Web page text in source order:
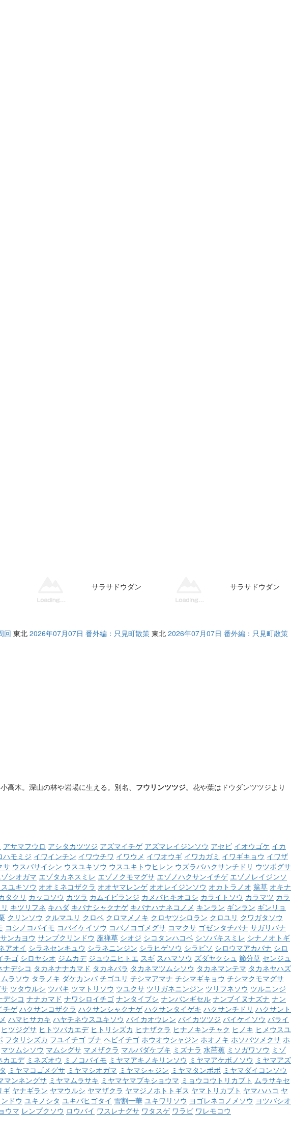
回
サラサドウダン
東北 2026年07月07日 番外編：只見町散策
サラサドウダン
東北 2026年07月07日 番外編：只見町散策
高木。深山の林や岩場に生える。別名、 フウリンツツジ。花や葉はドウダンツツジより
アサマフウロ アシタカツツジ アズマイチゲ アズマレイジンソウ アセビ イオウゴケ イカ
ハモミジ イワインチン イワウチワ イワウメ イワオウギ イワカガミ イワギキョウ イワザ
サ ウスバサイシン ウスユキソウ ウスユキトウヒレン ウズラバハクサンチドリ ウツボグサ
シオガマ エゾタカネスミレ エゾノクモマグサ エゾノハクサンイチゲ エゾノレイジンソ
ユキソウ オオミネコザクラ オオヤマレンゲ オオレイジンソウ オカトラノオ 翁草 オキナ
タクリ カッコソウ カツラ カムイビランジ カメバヒキオコシ カライトソウ カラマツ カラ
キツリフネ キハダ キバナシャクナゲ キバナハナネコノメ キンラン ギンラン ギンリョ
クリンソウ クルマユリ クロベ クロマメノキ クロヤツシロラン クロユリ クワガタソウ
コシノコバイモ コバイケイソウ コバノコゴメグサ コマクサ ゴゼンタチバナ サガリバナ
サンカヨウ サンプクリンドウ 座禅草 シオジ シコタンハコベ シソバキスミレ シナノオトギ
アオイ シラネセンキュウ シラネニンジン シラヒゲソウ シラビソ シロウマアカバナ シロ
チゴ シロヤシオ ジムカデ ジュウニヒトエ スギ スハマソウ ズダヤクシュ 節分草 センジュ
ナデシコ タカネナナカマド タカネバラ タカネマツムシソウ タカネマンテマ タカネヤハズ
ラソウ タラノキ ダケカンバ チゴユリ チシマアマナ チシマギキョウ チシマクモマグサ
ツタウルシ ツバキ ツマトリソウ ツユクサ ツリガネニンジン ツリフネソウ ツルニンジ
デシコ ナナカマド ナワシロイチゴ ナンタイブシ ナンバンギセル ナンブイヌナズナ ナン
チゲ ハクサンコザクラ ハクサンシャクナゲ ハクサンタイゲキ ハクサンチドリ ハクサント
ハマヒサカキ ハヤチネウスユキソウ バイカオウレン バイカツツジ バイケイソウ バライ
ヒツジグサ ヒトツバカエデ ヒトリシズカ ヒナザクラ ヒナノキンチャク ヒノキ ヒメウスユ
フタリシズカ フユイチゴ ブナ ヘビイチゴ ホウオウシャジン ホオノキ ホソバツメクサ ホ
マツムシソウ マムシグサ マメザクラ マルバダケブキ ミズナラ 水芭蕉 ミソガワソウ ミゾ
カエデ ミネズオウ ミノコバイモ ミヤマアキノキリンソウ ミヤマアケボノソウ ミヤマアズ
ミヤマコゴメグサ ミヤマシオガマ ミヤマシャジン ミヤマタンポポ ミヤマダイコンソウ
マンネングサ ミヤマムラサキ ミヤマヤマブキショウマ ミョウコウトリカブト ムラサキセ
ギ ヤナギラン ヤマウルシ ヤマザクラ ヤマジノホトトギス ヤマトリカブト ヤマハハコ ヤ
ドウ ユキノシタ ユキバヒゴタイ 雪割一華 ユキワリソウ ヨゴレネコノメソウ ヨツバシオ
ウマ レンプクソウ ロウバイ ワスレナグサ ワタスゲ ワラビ ワレモコウ